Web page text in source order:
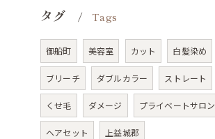
タグ Tags
御船町 美容室 カット 白髪染め
ブリーチ ダブルカラー ストレート
くせ毛 ダメージ プライベートサロン
ヘアセット 上益城郡